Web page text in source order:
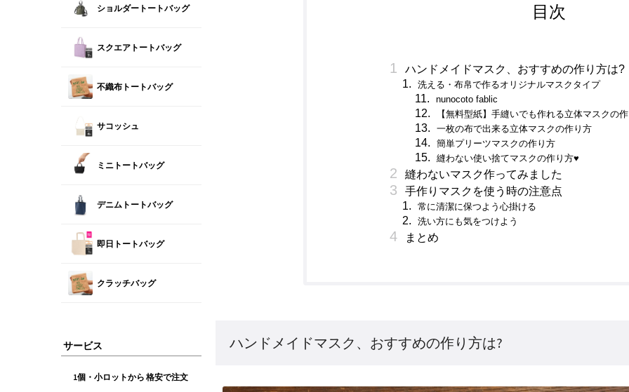
目次
ハンドメイドマスク、おすすめの作り方は?
洗える・布帛で作るオリジナルマスクタイプ
nunocoto fablic
【無料型紙】手縫いでも作れる立体マスクの
一枚の布で出来る立体マスクの作り方
簡単プリーツマスクの作り方
縫わない使い捨てマスクの作り方♥
縫わないマスク作ってみました
手作りマスクを使う時の注意点
常に清潔に保つよう心掛ける
洗い方にも気をつけよう
まとめ
ハンドメイドマスク、おすすめの作り方は?
ショルダートートバッグ
スクエアトートバッグ
不織布トートバッグ
サコッシュ
ミニトートバッグ
デニムトートバッグ
即日トートバッグ
クラッチバッグ
サービス
1個・小ロットから 格安で注文